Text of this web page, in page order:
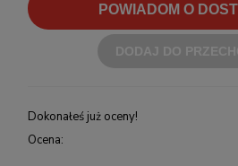
POWIADOM O
Dokonałeś już oceny!
Ocena: